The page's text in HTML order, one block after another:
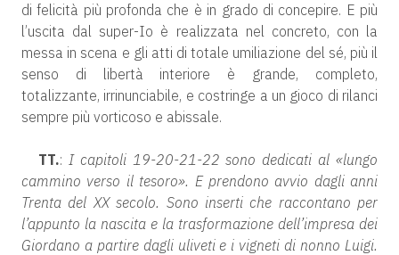
di felicità più profonda che è in grado di concepire. E più
l’uscita dal super-Io è realizzata nel concreto, con la
messa in scena e gli atti di totale umiliazione del sé, più il
senso di libertà interiore è grande, completo,
totalizzante, irrinunciabile, e costringe a un gioco di rilanci
sempre più vorticoso e abissale.
TT.: I capitoli 19-20-21-22 sono dedicati al «lungo
cammino verso il tesoro». E prendono avvio dagli anni
Trenta del XX secolo. Sono inserti che raccontano per
l’appunto la nascita e la trasformazione dell’impresa dei
Giordano a partire dagli uliveti e i vigneti di nonno Luigi.